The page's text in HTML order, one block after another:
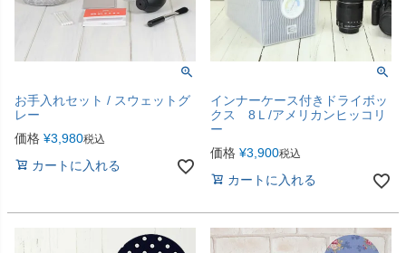
お手入れセット / スウェットグ
レー
価格 ¥3,980税込
カートに入れる
インナーケース付きドライボッ
クス 8Ｌ/アメリカンヒッコリ
ー
価格 ¥3,900税込
カートに入れる